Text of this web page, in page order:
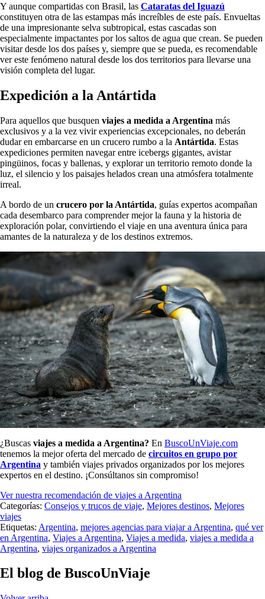
Y aunque compartidas con Brasil, las Cataratas del Iguazú
constituyen otra de las estampas más increíbles de este país. Envueltas
de una impresionante selva subtropical, estas cascadas son
especialmente impactantes por los saltos de agua que crean. Se pueden
visitar desde los dos países y, siempre que se pueda, es recomendable
ver este fenómeno natural desde los dos territorios para llevarse una
visión completa del lugar.
Expedición a la Antártida
Para aquellos que busquen viajes a medida a Argentina más
exclusivos y a la vez vivir experiencias excepcionales, no deberán
dudar en embarcarse en un crucero rumbo a la Antártida. Estas
expediciones permiten navegar entre icebergs gigantes, avistar
pingüinos, focas y ballenas, y explorar un territorio remoto donde la
luz, el silencio y los paisajes helados crean una atmósfera totalmente
irreal.
A bordo de un crucero por la Antártida, guías expertos acompañan
cada desembarco para comprender mejor la fauna y la historia de
exploración polar, convirtiendo el viaje en una aventura única para
amantes de la naturaleza y de los destinos extremos.
¿Buscas viajes a medida a Argentina? En BuscoUnViaje.com
tenemos la mejor oferta del mercado de circuitos en grupo por
Argentina y también viajes privados organizados por los mejores
expertos en el destino. ¡Consúltanos sin compromiso!
Ver nuestra recomendación de viajes a Argentina
Categorías: Consejos y trucos de viaje, Mejores destinos, Mejores
viajes
Etiquetas: Argentina, mejores agencias para viajar a Argentina, qué ver
en Argentina, Viajes a Argentina, Viajes a medida, viajes a medida a
Argentina, viajes organizados a Argentina
El blog de BuscoUnViaje